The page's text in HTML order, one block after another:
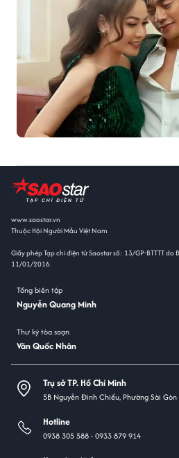
www.saostar.vn
Thuộc Hội Người Mẫu Việt Nam
Giấy phép Tạp chí điện tử Saostar số: 13/GP-BTTTT
11/01/2016
Tổng biên tập
Nguyễn Quang Minh
Thư ký tòa soạn
Văn Quốc Nhân
Trụ sở TP. Hồ Chí Minh
5B Nguyễn Đình Chiểu, Phường Sài Gòn
Hotline
0938 305 588 -0933 879 914